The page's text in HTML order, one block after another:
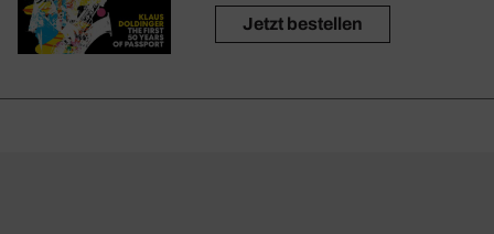
Jetzt bestellen